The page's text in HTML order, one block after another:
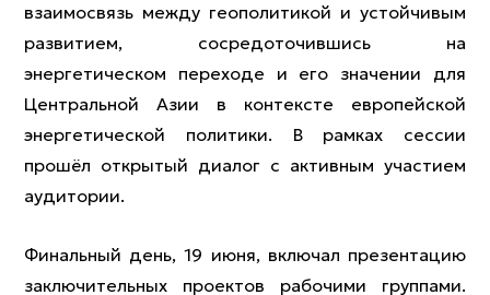
взаимосвязь между геополитикой и устойчивым
развитием, сосредоточившись на
энергетическом переходе и его значении для
Центральной Азии в контексте европейской
энергетической политики. В рамках сессии
прошёл открытый диалог с активным участием
аудитории.
Финальный день, 19 июня, включал презентацию
заключительных проектов рабочими группами.